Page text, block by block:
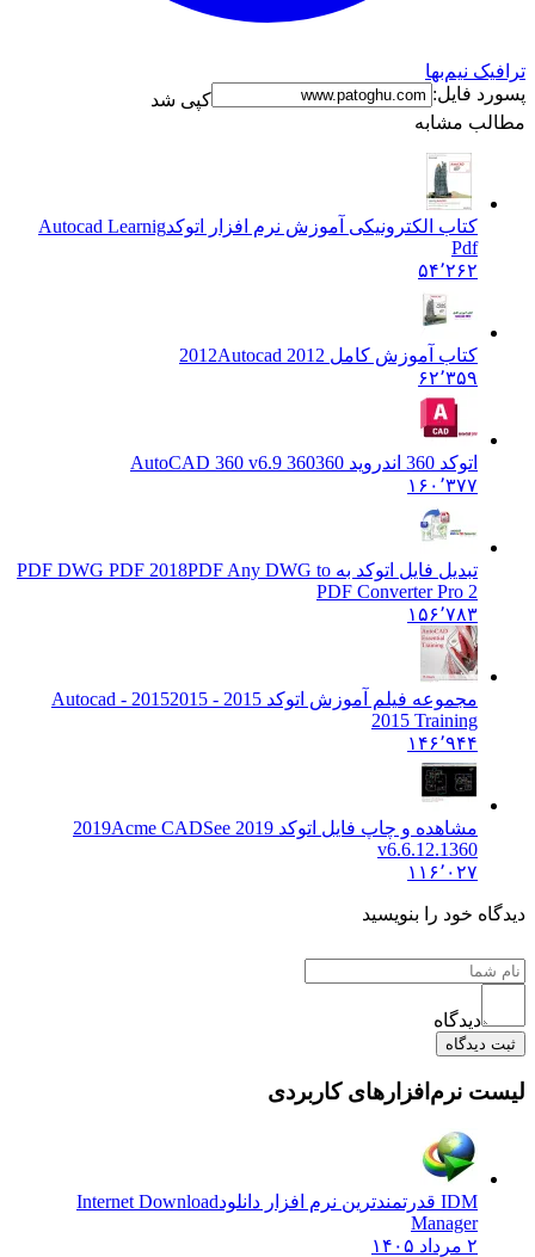
ترافیک نیم‌بها
پسورد فایل:
کپی شد
مطالب مشابه
کتاب الکترونیکی آموزش نرم افزار اتوکدAutocad Learnig
Pdf
۵۴٬۲۶۲
کتاب آموزش کامل 2012 Autocad 2012
۶۲٬۳۵۹
اتوکد 360 اندروید 360
360 AutoCAD 360 v6.9
۱۶۰٬۳۷۷
تبدیل فایل اتوکد به PDF DWG PDF 2018 PDF Any DWG to
PDF Converter Pro 2
۱۵۶٬۷۸۳
مجموعه فیلم آموزش اتوکد 2015 - 2015
2015 - Autocad
2015 Training
۱۴۶٬۹۴۴
مشاهده و چاپ فایل اتوکد 2019 Acme CADSee 2019
v6.6.12.1360
۱۱۶٬۰۲۷
دیدگاه خود را بنویسید
دیدگاه
ثبت دیدگاه
لیست نرم‌افزارهای کاربردی
IDM قدرتمندترین نرم افزار دانلود
Internet Download
Manager
۲ مرداد ۱۴۰۵